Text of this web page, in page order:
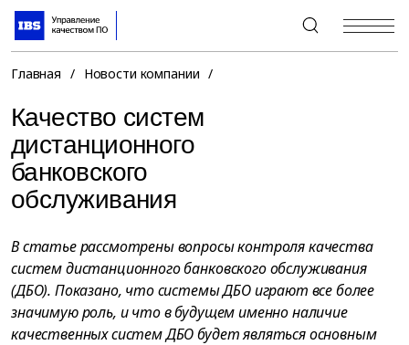
+7 (495) 967-80-80
Главная / Новости компании /
Качество систем
дистанционного
банковского
обслуживания
В статье рассмотрены вопросы контроля качества
систем дистанционного банковского обслуживания
(ДБО). Показано, что системы ДБО играют все более
значимую роль, и что в будущем именно наличие
качественных систем ДБО будет являться основным